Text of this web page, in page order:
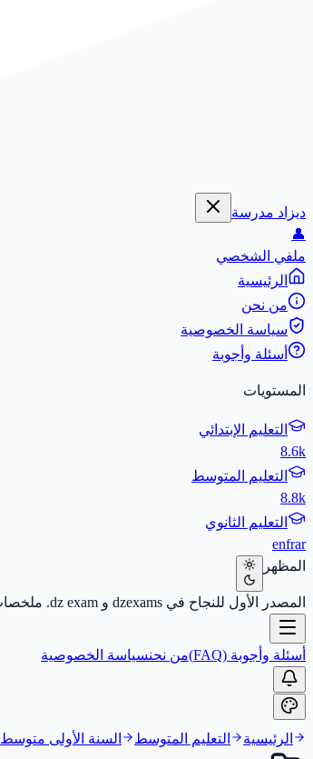
ديزاد مدرسة
👤
ملفي الشخصي
الرئيسية
من نحن
سياسة الخصوصية
أسئلة وأجوبة
المستويات
التعليم الإبتدائي
8.6k
التعليم المتوسط
8.8k
التعليم الثانوي
enfrar
المظهر
المصدر الأول للنجاح في dzexams و dz exam. ملخصات وفروض لجميع الأطوار.
أسئلة وأجوبة (FAQ) من نحنسياسة الخصوصية
الرئيسية التعليم المتوسط السنة الأولى متوسط